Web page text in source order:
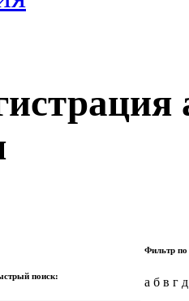
поиск:
Фильтр по
а б в г